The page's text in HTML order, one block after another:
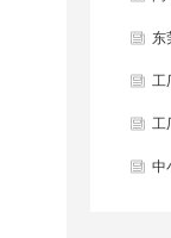
要
东
准
工
质
工
中